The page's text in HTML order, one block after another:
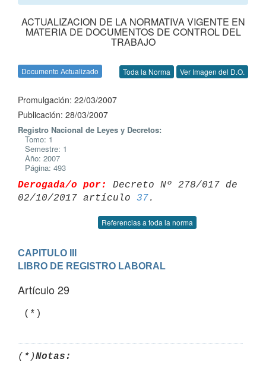
ACTUALIZACION DE LA NORMATIVA VIGENTE EN
MATERIA DE DOCUMENTOS DE CONTROL DEL
TRABAJO
Documento Actualizado Toda la Norma Ver Imagen del D.O.
Promulgación: 22/03/2007
Publicación: 28/03/2007
Registro Nacional de Leyes y Decretos:
Tomo: 1
Semestre: 1
Año: 2007
Página: 493
Derogada/o por:
Decreto Nº 278/017 de
02/10/2017 artículo 37
Referencias a toda la norma
CAPITULO III
LIBRO DE REGISTRO LABORAL
Artículo 29
(*)Notas: